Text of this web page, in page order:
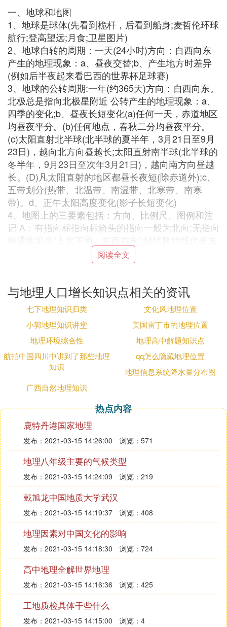
一、地球和地图
1、地球是球体(先看到桅杆，后看到船身;麦哲伦环球
航行;登高望远;月食;卫星图片)
2、地球自转的周期：一天(24小时)方向：自西向东
产生的地理现象：a、昼夜交替;b、产生地方时差异
(例如后半夜起来看巴西的世界杯足球赛)
3、地球的公转周期:一年(约365天)方向：自西向东。
北极总是指向北极星附近 公转产生的地理现象：a、
四季的变化;b、昼夜长短变化(a)任何一天，赤道地区
均昼夜平分。(b)任何地点，春秋二分均昼夜平分。
(c)太阳直射北半球(北半球的夏半年，3月21日至9月
23日)，越向北方向昼越长;太阳直射南半球(北半球的
冬半年，9月23日至次年3月21日)，越向南方向昼越
长。(D)凡太阳直射的地区都昼长夜短(除赤道外);c、
五带划分(热带、北温带、南温带、北寒带、南寒
带)。d、正午太阳高度变化(影子长短变化)
4、地图上的三要素包括：方向、比例尺、图例和注
记 A：有指向标指向标箭头的指向一般为北向;无指向
西方向，经线代表南北方向 B：(分子相同情况下，
分母越大，比例尺越小)图幅相同时，比例尺越大，
大，内容越简单
5、海拔：高出海平面的垂直距离
6、相对高度：把两个海拔相减
7、等高线越密集，代表坡越陡;等高线越稀疏，代表
坡越缓 8、地形部位识别：山顶(画有黑色三角形
▲)、山脊(凸低为高)、山谷(凸高为低)、鞍部、陡崖
(等高线重合)、盆地
9、地形类型有5种：地形区是以某种地形类型为主的
一片区域 平原：地面平坦,海拔较低,一般在200米以
下 高原：海拔较高,一般在500米以上,地面坦坦荡,边
缘陡峻 山地：海拔较高,一般在500米以上,峰峦起伏,
坡度陡峻
丘陵：地面起伏,海拔不高,坡度和缓相对高度一般不
超过200米 盆地：周围高,中间低,没海拔要求
二、亚洲地区
南亚
1、位置和范围：喜马拉雅山脉中西段以南，到印度
洋之间的广大地区——南亚次大陆
2、三大地形区：北部——喜马拉雅山脉;中部——印
度河和恒河平原;南部——德干高原
3、两大河流：印度河(注入阿拉伯海)和恒河(注入孟
加拉湾)
4、气候：热带季风气候(夏季盛行西南风，冬季盛行
东北风)，乞拉朋齐为世界上降水最多的地方
5、农作物：水稻主要分布于印度东北部和西部沿海
地区、孟加拉国西部;小麦主要分布于西北部干旱少
雨地区;黄麻(加尔各答)以恒河下游地区种植面积最广;
阅读全文
与地理人口增长知识点相关的资讯
七下地理知识归类
文化风地理位置
小郭地理知识讲堂
美国雷丁市的地理位置
地理环境综合性
地理高中解题知识点
航拍中国四川中讲到了那些地理
知识
qq怎么隐藏地理位置
地理信息系统降水量分布图
广西自然地理知识
热点内容
鹿特丹港国家地理
发布：2021-03-15 14:26:00 浏览：571
地理八年级主要的气候类型
发布：2021-03-15 14:24:09 浏览：219
戴旭龙中国地质大学武汉
发布：2021-03-15 14:19:37 浏览：408
地理因素对中国文化的影响
发布：2021-03-15 14:18:30 浏览：724
高中地理全解世界地理
发布：2021-03-15 14:16:36 浏览：425
工地质检具体干些什么
发布：2021-03-15 14:15:00 浏览：4